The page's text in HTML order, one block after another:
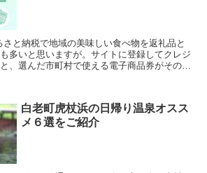
多いと思いますが。サイトに登録してクレジ
、選んだ市町村で使える電子商品券がその場
白老町虎杖浜の日帰り温泉オスス
メ６選をご紹介